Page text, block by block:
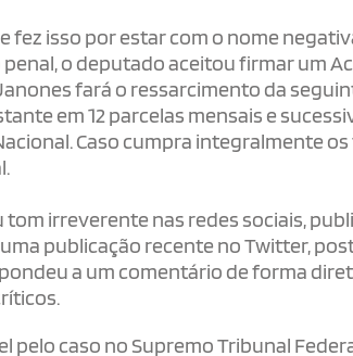
isso por estar com o nome
o deputado aceitou firmar um
Janones fará o ressarcimento da
em 12 parcelas mensais e
Caso cumpra integralmente
irreverente nas redes sociais,
publicação recente no Twitter,
a um comentário de forma
caso no Supremo Tribunal